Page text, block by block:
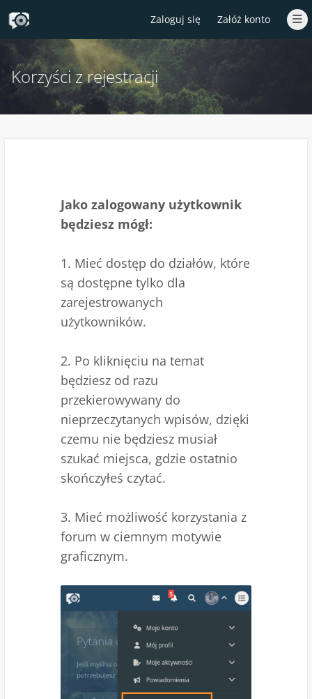
Zaloguj się Załóż konto
Korzyści z rejestracji
Jako zalogowany użytkownik
będziesz mógł:
1. Mieć dostęp do działów, które
są dostępne tylko dla
zarejestrowanych
użytkowników.
2. Po kliknięciu na temat
będziesz od razu
przekierowywany do
nieprzeczytanych wpisów, dzięki
czemu nie będziesz musiał
szukać miejsca, gdzie ostatnio
skończyłeś czytać.
3. Mieć możliwość korzystania z
forum w ciemnym motywie
graficznym.